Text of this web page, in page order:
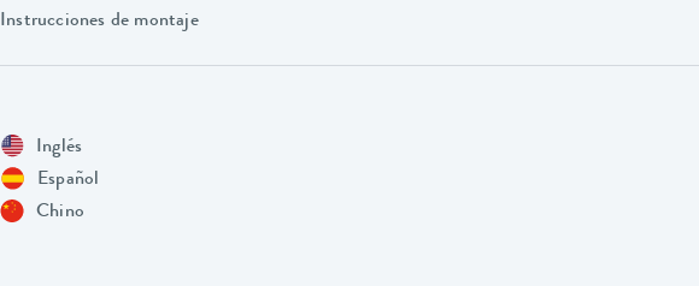
Instrucciones de montaje
Inglés
Español
Chino